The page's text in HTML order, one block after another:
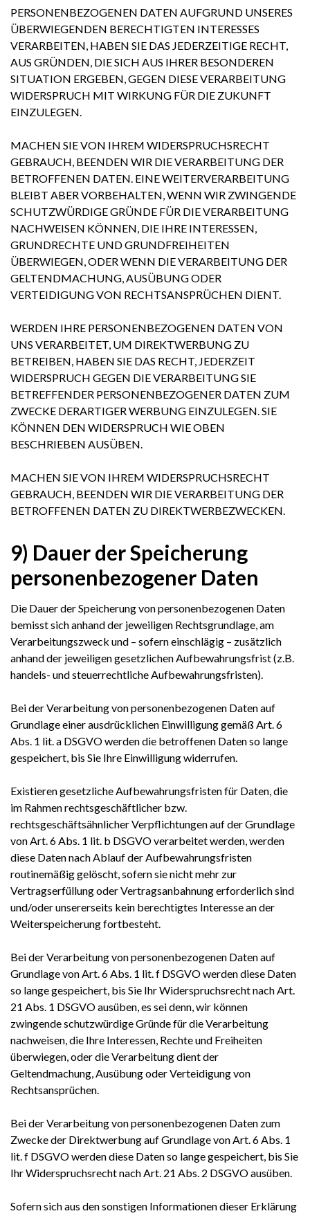
PERSONENBEZOGENEN DATEN AUFGRUND UNSERES
ÜBERWIEGENDEN BERECHTIGTEN INTERESSES
VERARBEITEN, HABEN SIE DAS JEDERZEITIGE RECHT,
AUS GRÜNDEN, DIE SICH AUS IHRER BESONDEREN
SITUATION ERGEBEN, GEGEN DIESE VERARBEITUNG
WIDERSPRUCH MIT WIRKUNG FÜR DIE ZUKUNFT
EINZULEGEN.
MACHEN SIE VON IHREM WIDERSPRUCHSRECHT
GEBRAUCH, BEENDEN WIR DIE VERARBEITUNG DER
BETROFFENEN DATEN. EINE WEITERVERARBEITUNG
BLEIBT ABER VORBEHALTEN, WENN WIR ZWINGENDE
SCHUTZWÜRDIGE GRÜNDE FÜR DIE VERARBEITUNG
NACHWEISEN KÖNNEN, DIE IHRE INTERESSEN,
GRUNDRECHTE UND GRUNDFREIHEITEN
ÜBERWIEGEN, ODER WENN DIE VERARBEITUNG DER
GELTENDMACHUNG, AUSÜBUNG ODER
VERTEIDIGUNG VON RECHTSANSPRÜCHEN DIENT.
WERDEN IHRE PERSONENBEZOGENEN DATEN VON
UNS VERARBEITET, UM DIREKTWERBUNG ZU
BETREIBEN, HABEN SIE DAS RECHT, JEDERZEIT
WIDERSPRUCH GEGEN DIE VERARBEITUNG SIE
BETREFFENDER PERSONENBEZOGENER DATEN ZUM
ZWECKE DERARTIGER WERBUNG EINZULEGEN. SIE
KÖNNEN DEN WIDERSPRUCH WIE OBEN
BESCHRIEBEN AUSÜBEN.
MACHEN SIE VON IHREM WIDERSPRUCHSRECHT
GEBRAUCH, BEENDEN WIR DIE VERARBEITUNG DER
BETROFFENEN DATEN ZU DIREKTWERBEZWECKEN.
9) Dauer der Speicherung
personenbezogener Daten
Die Dauer der Speicherung von personenbezogenen Daten
bemisst sich anhand der jeweiligen Rechtsgrundlage, am
Verarbeitungszweck und – sofern einschlägig – zusätzlich
anhand der jeweiligen gesetzlichen Aufbewahrungsfrist (z.B.
handels- und steuerrechtliche Aufbewahrungsfristen).
Bei der Verarbeitung von personenbezogenen Daten auf
Grundlage einer ausdrücklichen Einwilligung gemäß Art. 6
Abs. 1 lit. a DSGVO werden die betroffenen Daten so lange
gespeichert, bis Sie Ihre Einwilligung widerrufen.
Existieren gesetzliche Aufbewahrungsfristen für Daten, die
im Rahmen rechtsgeschäftlicher bzw.
rechtsgeschäftsähnlicher Verpflichtungen auf der Grundlage
von Art. 6 Abs. 1 lit. b DSGVO verarbeitet werden, werden
diese Daten nach Ablauf der Aufbewahrungsfristen
routinemäßig gelöscht, sofern sie nicht mehr zur
Vertragserfüllung oder Vertragsanbahnung erforderlich sind
und/oder unsererseits kein berechtigtes Interesse an der
Weiterspeicherung fortbesteht.
Bei der Verarbeitung von personenbezogenen Daten auf
Grundlage von Art. 6 Abs. 1 lit. f DSGVO werden diese Daten
so lange gespeichert, bis Sie Ihr Widerspruchsrecht nach Art.
21 Abs. 1 DSGVO ausüben, es sei denn, wir können
zwingende schutzwürdige Gründe für die Verarbeitung
nachweisen, die Ihre Interessen, Rechte und Freiheiten
überwiegen, oder die Verarbeitung dient der
Geltendmachung, Ausübung oder Verteidigung von
Rechtsansprüchen.
Bei der Verarbeitung von personenbezogenen Daten zum
Zwecke der Direktwerbung auf Grundlage von Art. 6 Abs. 1
lit. f DSGVO werden diese Daten so lange gespeichert, bis Sie
Ihr Widerspruchsrecht nach Art. 21 Abs. 2 DSGVO ausüben.
Sofern sich aus den sonstigen Informationen dieser Erklärung